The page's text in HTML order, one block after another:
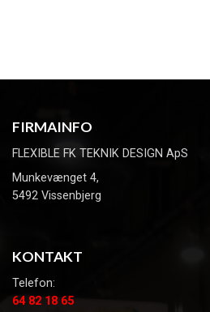
FIRMAINFO
FLEXIBLE FK TEKNIK DESIGN ApS
Munkevænget 4,
5492 Vissenbjerg
KONTAKT
Telefon:
64 82 18 65